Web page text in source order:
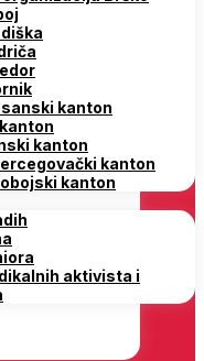
kanton
kanton
kanton
kanton
aktivista i